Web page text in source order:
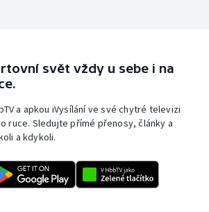
svět vždy u sebe i na
a apkou iVysílání ve své chytré televizi
ruce. Sledujte přímé přenosy, články a
a kdykoli.